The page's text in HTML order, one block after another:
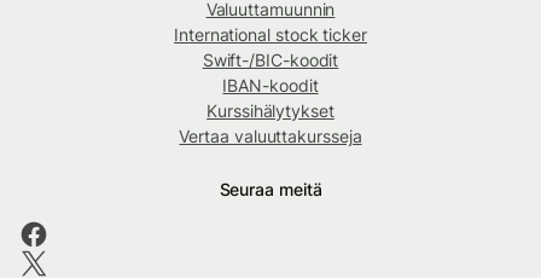
Valuuttamuunnin
International stock ticker
Swift-/BIC-koodit
IBAN-koodit
Kurssihälytykset
Vertaa valuuttakursseja
Seuraa meitä